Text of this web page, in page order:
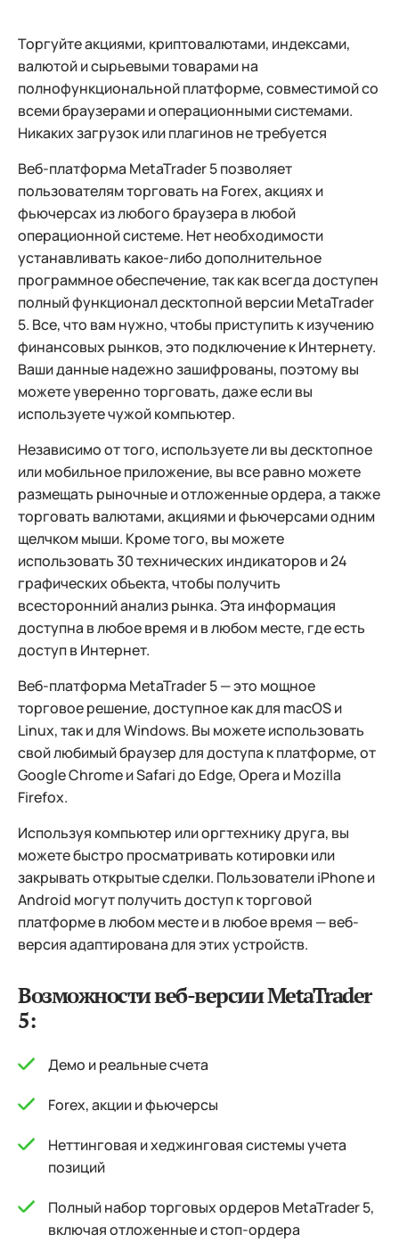
Торгуйте акциями, криптовалютами, индексами,
валютой и сырьевыми товарами на
полнофункциональной платформе, совместимой со
всеми браузерами и операционными системами.
Никаких загрузок или плагинов не требуется
Веб-платформа MetaTrader 5 позволяет
пользователям торговать на Forex, акциях и
фьючерсах из любого браузера в любой
операционной системе. Нет необходимости
устанавливать какое-либо дополнительное
программное обеспечение, так как всегда доступен
полный функционал десктопной версии MetaTrader
5. Все, что вам нужно, чтобы приступить к изучению
финансовых рынков, это подключение к Интернету.
Ваши данные надежно зашифрованы, поэтому вы
можете уверенно торговать, даже если вы
используете чужой компьютер.
Независимо от того, используете ли вы десктопное
или мобильное приложение, вы все равно можете
размещать рыночные и отложенные ордера, а также
торговать валютами, акциями и фьючерсами одним
щелчком мыши. Кроме того, вы можете
использовать 30 технических индикаторов и 24
графических объекта, чтобы получить
всесторонний анализ рынка. Эта информация
доступна в любое время и в любом месте, где есть
доступ в Интернет.
Веб-платформа MetaTrader 5 — это мощное
торговое решение, доступное как для macOS и
Linux, так и для Windows. Вы можете использовать
свой любимый браузер для доступа к платформе, от
Google Chrome и Safari до Edge, Opera и Mozilla
Firefox.
Используя компьютер или оргтехнику друга, вы
можете быстро просматривать котировки или
закрывать открытые сделки. Пользователи iPhone и
Android могут получить доступ к торговой
платформе в любом месте и в любое время — веб-
версия адаптирована для этих устройств.
Возможности веб-версии MetaTrader
5:
Демо и реальные счета
Forex, акции и фьючерсы
Неттинговая и хеджинговая системы учета
позиций
Полный набор торговых ордеров MetaTrader 5,
включая отложенные и стоп-ордера